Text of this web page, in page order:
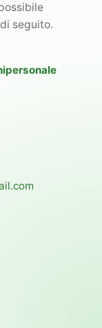
seguito.